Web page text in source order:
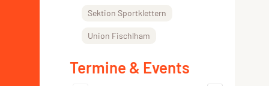
Sektion Sportklettern
Union Fischlham
Termine & Events